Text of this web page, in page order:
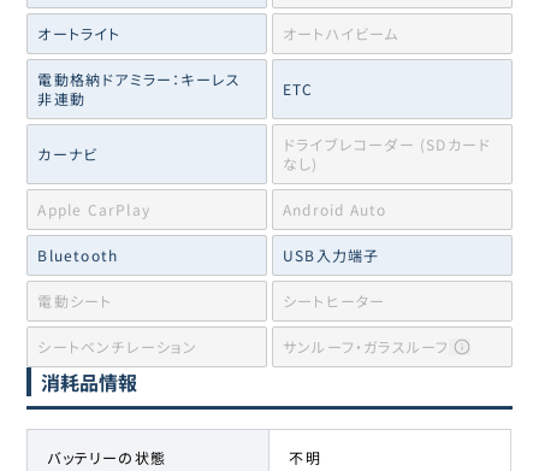
オートライト オートハイビーム
電動格納ドアミラー：キーレス
非連動
ETC
カーナビ
ドライブレコーダー (SDカード
なし)
Apple CarPlay Android Auto
Bluetooth USB入力端子
電動シート シートヒーター
シートベンチレーション サンルーフ・ガラスルーフ
消耗品情報
バッテリーの状態 不明